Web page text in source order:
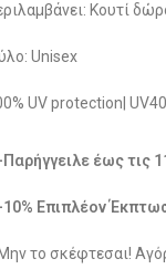
Κουτί
Unisex
UV protection|
Παρήγγειλε έως τις
10% Επιπλέον
Μην το σκέφτεσαι!